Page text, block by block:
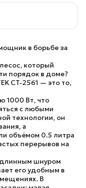
в борьбе за
который
порядок в доме?
CT-2561 — это то,
1000 Вт, что
с любыми
технологии, он
а
объёмом 0.5 литра
перерывов на
шнуром
его удобным в
В